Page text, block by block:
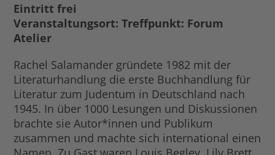
Eintritt frei
Veranstaltungsort: Treffpunkt: Forum
Atelier
Rachel Salamander gründete 1982 mit der
Literaturhandlung die erste Buchhandlung für
Literatur zum Judentum in Deutschland nach
1945. In über 1000 Lesungen und Diskussionen
brachte sie Autor*innen und Publikum
zusammen und machte sich international einen